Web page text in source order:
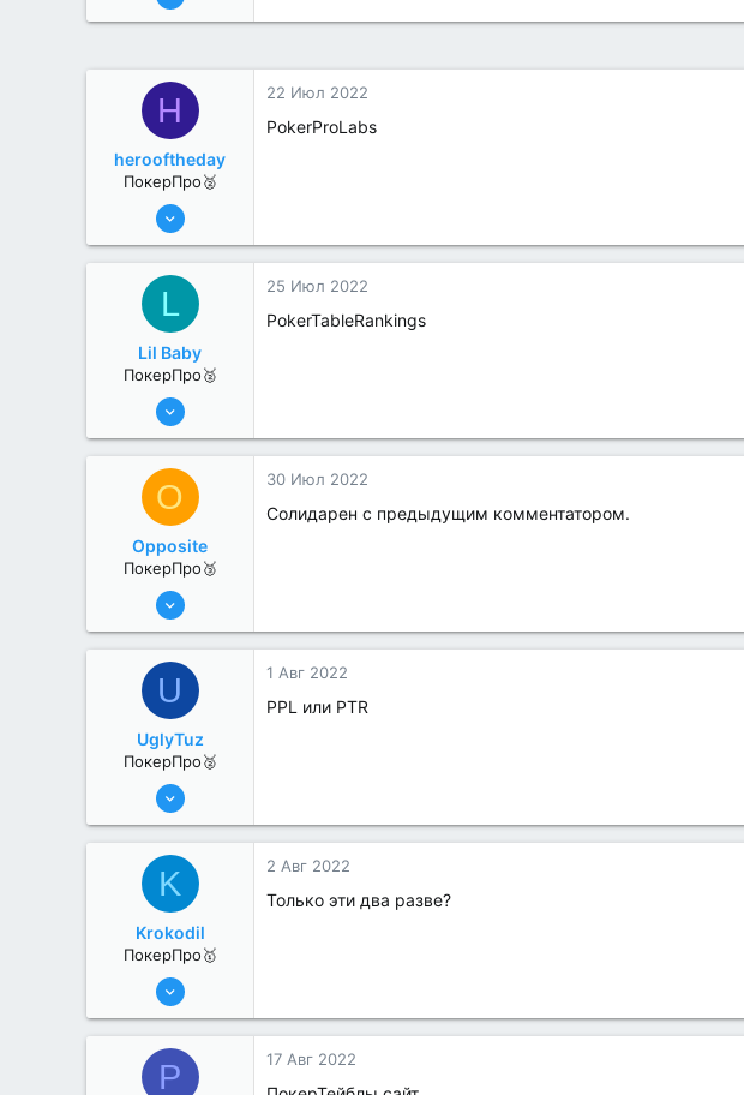
H
herooftheday
ПокерПро🥈
6 Июн 2022
1
22 Июл 2022
PokerProLabs
L
Lil Baby
ПокерПро🥈
8 Июн 2022
1
25 Июл 2022
PokerTableRankings
O
Opposite
ПокерПро🥉
25 Июл 2022
2
30 Июл 2022
Солидарен с предыдущим комментатором.
U
UglyTuz
ПокерПро🥈
13 Июн 2022
4
1 Авг 2022
PPL или PTR
K
Krokodil
ПокерПро🥇
25 Июл 2022
2
2 Авг 2022
Только эти два разве?
P 17 Авг 2022